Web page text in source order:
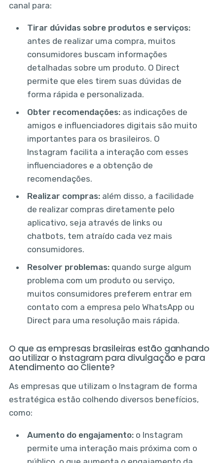
canal para:
Tirar dúvidas sobre produtos e serviços:
antes de realizar uma compra, muitos
consumidores buscam informações
detalhadas sobre um produto. O Direct
permite que eles tirem suas dúvidas de
forma rápida e personalizada.
Obter recomendações: as indicações de
amigos e influenciadores digitais são muito
importantes para os brasileiros. O
Instagram facilita a interação com esses
influenciadores e a obtenção de
recomendações.
Realizar compras: além disso, a facilidade
de realizar compras diretamente pelo
aplicativo, seja através de links ou
chatbots, tem atraído cada vez mais
consumidores.
Resolver problemas: quando surge algum
problema com um produto ou serviço,
muitos consumidores preferem entrar em
contato com a empresa pelo WhatsApp ou
Direct para uma resolução mais rápida.
O que as empresas brasileiras estão ganhando
ao utilizar o Instagram para divulgação e para
Atendimento ao Cliente?
As empresas que utilizam o Instagram de forma
estratégica estão colhendo diversos benefícios,
como:
Aumento do engajamento: o Instagram
permite uma interação mais próxima com o